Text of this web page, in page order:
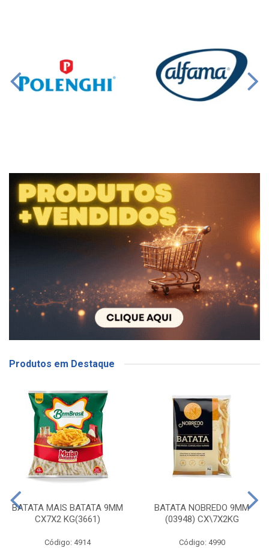
Produtos em Destaque
BATATA MAIS BATATA 9MM
CX7X2 KG(3661)
Código: 4914
BATATA NOBREDO 9MM
(03948) CX\7X2KG
Código: 4990